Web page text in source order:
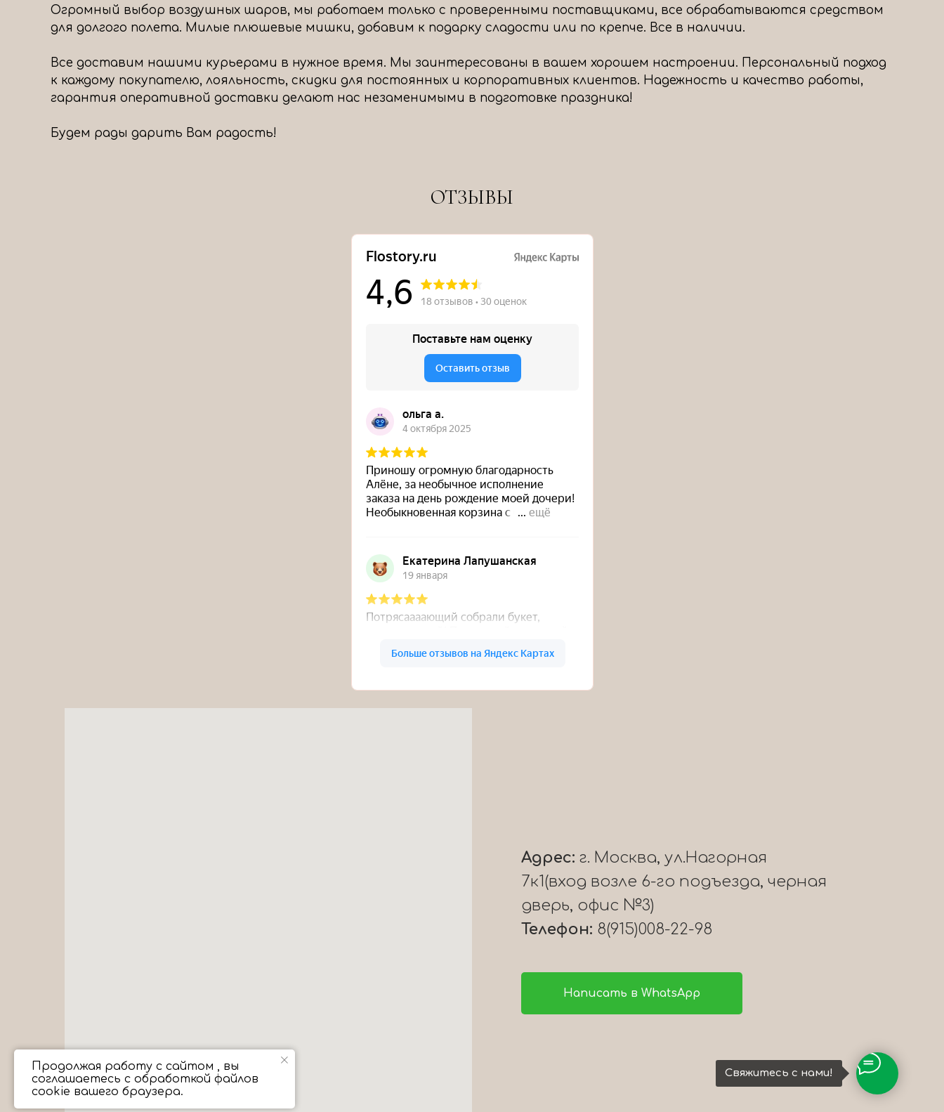
Свяжитесь с нами!
Продолжая работу с сайтом , вы
соглашаетесь с обработкой файлов
cookie вашего браузера.
Огромный выбор воздушных шаров, мы работаем только с проверенными поставщиками, все обрабатываются средством
для долгого полета. Милые плюшевые мишки, добавим к подарку сладости или по крепче. Все в наличии.
Все доставим нашими курьерами в нужное время. Мы заинтересованы в вашем хорошем настроении. Персональный подход
к каждому покупателю, лояльность, скидки для постоянных и корпоративных клиентов. Надежность и качество работы,
гарантия оперативной доставки делают нас незаменимыми в подготовке праздника!
Будем рады дарить Вам радость!
ОТЗЫВЫ
Адрес: г. Москва, ул.Нагорная
7к1(вход возле 6-го подъезда, черная
дверь, офис №3)
Телефон: 8(915)008-22-98
Написать в WhatsApp